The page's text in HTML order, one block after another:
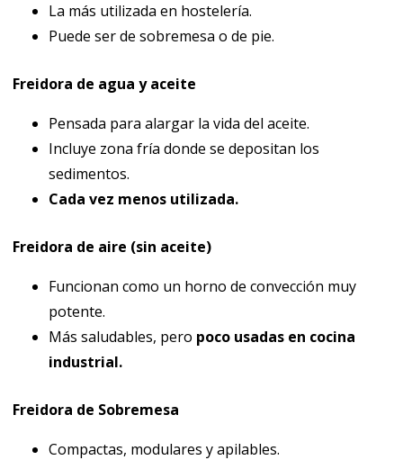
La más utilizada en hostelería.
Puede ser de sobremesa o de pie.
Freidora de agua y aceite
Pensada para alargar la vida del aceite.
Incluye zona fría donde se depositan los
sedimentos.
Cada vez menos utilizada.
Freidora de aire (sin aceite)
Funcionan como un horno de convección muy
potente.
Más saludables, pero poco usadas en cocina
industrial.
Freidora de Sobremesa
Compactas, modulares y apilables.